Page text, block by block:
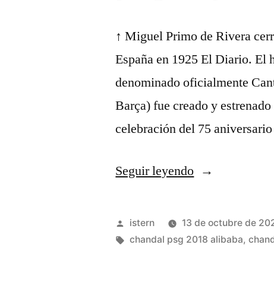
↑ Miguel Primo de Rivera
España en 1925 El Diario. El
denominado oficialmente
Barça) fue creado y
celebración del 75
Seguir leyendo«psg
jordan
chandal»
Publicado
por
istern 13 de octubre de
Etiquetas:
chandal psg 2018 alibaba,